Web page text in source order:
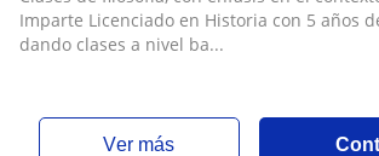
Imparte Licenciado en Historia con 5 años
dando clases a nivel ba...
ver más